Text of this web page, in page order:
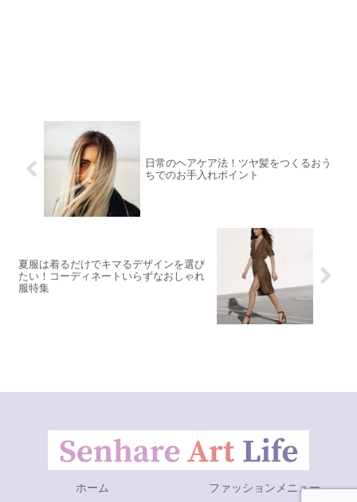
日常のヘアケア法！ツヤ髪をつくるおう
ちでのお手入れポイント
夏服は着るだけでキマるデザインを選び
たい！コーディネートいらずなおしゃれ
服特集
ホーム ファッションメニュー